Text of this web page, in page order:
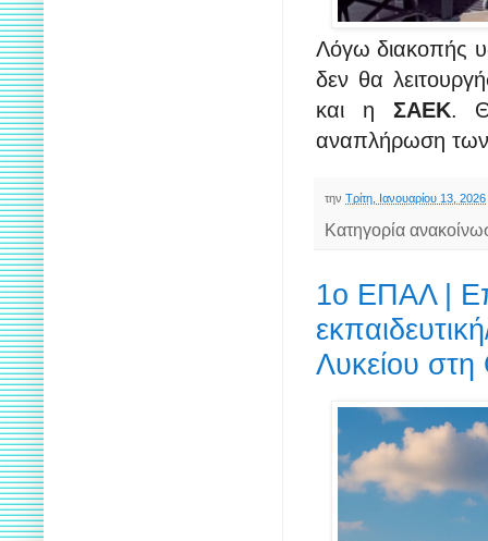
Λόγω διακοπής
δεν θα
και η ΣΑΕΚ.
αναπλήρωση
την Τρίτη, Ιανουαρίου 13, 2026
Κατηγορία
1ο ΕΠΑΛ |
Λυκείου